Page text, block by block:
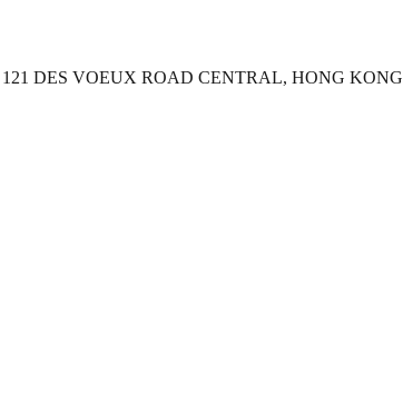
DES VOEUX ROAD CENTRAL, HONG KONG